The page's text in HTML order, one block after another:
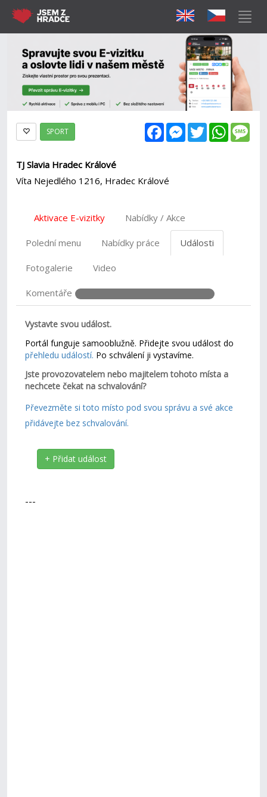
FacebookMessenger
Twitter
SPORT
TJ Slavia Hradec Králové
Víta Nejedlého 1216, Hradec Králové
Aktivace E-vizitky Nabídky / Akce
Polední menu Nabídky práce Události
Fotogalerie Video
Komentáře
Vystavte svou událost.
Portál funguje samooblužně. Přidejte svou událost do
přehledu událostí. Po schválení ji vystavíme.
Jste provozovatelem nebo majitelem tohoto místa a
nechcete čekat na schvalování?
Převezměte si toto místo pod svou správu a své akce
přidávejte bez schvalování.
+ Přidat událost
---